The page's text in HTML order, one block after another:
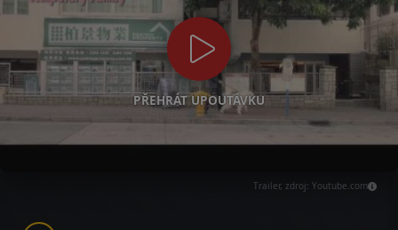
PŘEHRÁT UPOUTÁVKU
Trailer, zdroj: Youtube.com